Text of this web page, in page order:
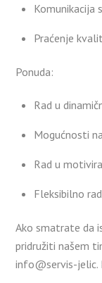
Komunikacija
Praćenje
Ponuda:
Rad u
Mogućnosti
Rad u
Fleksibilno
Ako smatrate da
pridružiti našem
info@servis-jelic.